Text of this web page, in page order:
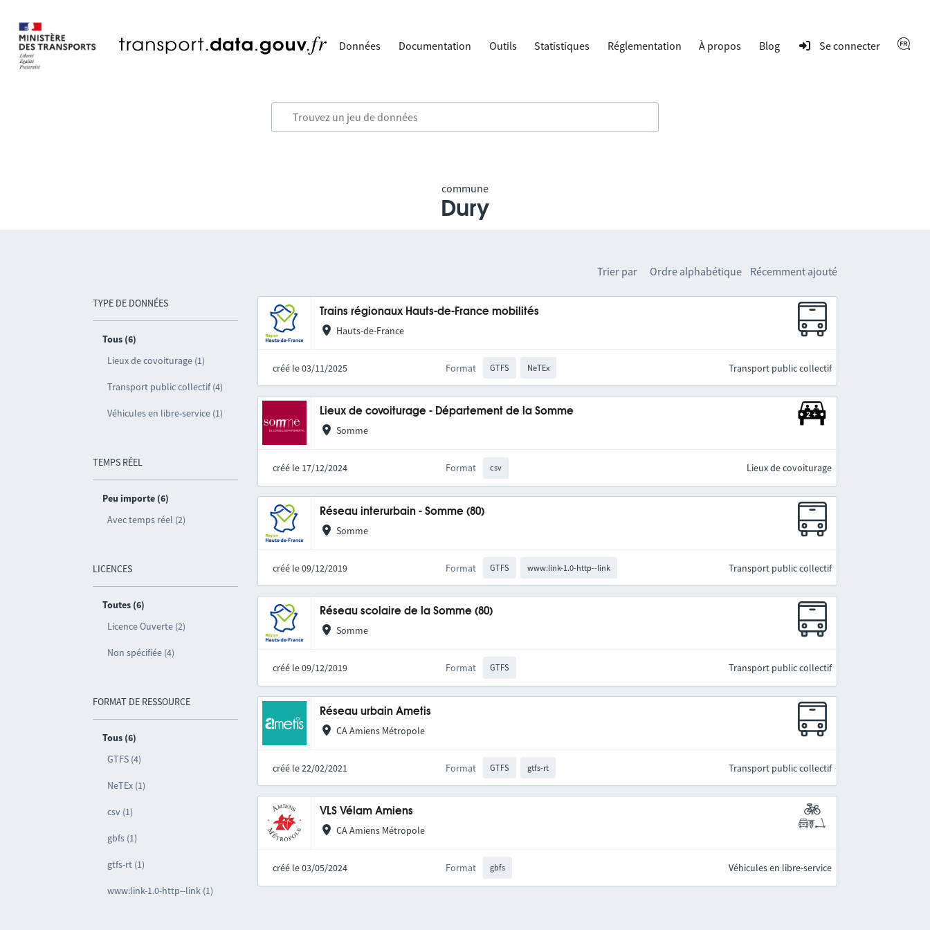
Données Documentation Outils Statistiques Réglementation À propos Blog Se connecter
commune
Dury
TYPE DE DONNÉES
Tous (6)
Lieux de covoiturage (1)
Transport public collectif (4)
Véhicules en libre-service (1)
TEMPS RÉEL
Peu importe (6)
Avec temps réel (2)
LICENCES
Toutes (6)
Licence Ouverte (2)
Non spécifiée (4)
FORMAT DE RESSOURCE
Tous (6)
GTFS (4)
NeTEx (1)
csv (1)
gbfs (1)
gtfs-rt (1)
www:link-1.0-http--link (1)
Trier par Ordre alphabétique Récemment ajouté
Trains régionaux Hauts-de-France mobilités
Hauts-de-France
créé le 03/11/2025 Format GTFS NeTEx Transport public collectif
Lieux de covoiturage - Département de la Somme
Somme
créé le 17/12/2024 Format csv Lieux de covoiturage
Réseau interurbain - Somme (80)
Somme
créé le 09/12/2019 Format GTFS www:link-1.0-http--link Transport public collectif
Réseau scolaire de la Somme (80)
Somme
créé le 09/12/2019 Format GTFS Transport public collectif
Réseau urbain Ametis
CA Amiens Métropole
créé le 22/02/2021 Format GTFS gtfs-rt Transport public collectif
VLS Vélam Amiens
CA Amiens Métropole
créé le 03/05/2024 Format gbfs Véhicules en libre-service